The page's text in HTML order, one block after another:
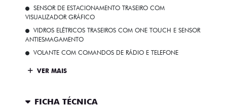
SENSOR DE ESTACIONAMENTO TRASEIRO COM
VISUALIZADOR GRÁFICO
VIDROS ELÉTRICOS TRASEIROS COM ONE TOUCH E SENSOR
ANTIESMAGAMENTO
VOLANTE COM COMANDOS DE RÁDIO E TELEFONE
VER MAIS
FICHA TÉCNICA